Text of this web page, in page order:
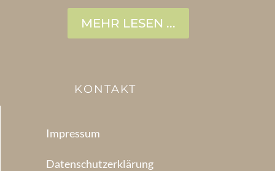
MEHR LESEN ...
KONTAKT
Impressum
Datenschutzerklärung